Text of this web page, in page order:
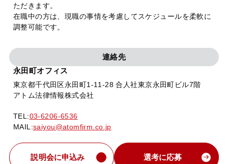
ただきます。
在職中の方は、現職の事情を考慮してスケジュールを柔軟に
調整可能です。
連絡先
永田町オフィス
東京都千代田区永田町1-11-28 合人社東京永田町ビル7階
アトム法律情報株式会社
TEL:03-6206-6536
MAIL:saiyou@atomfirm.co.jp
説明会に申込み 選考に応募